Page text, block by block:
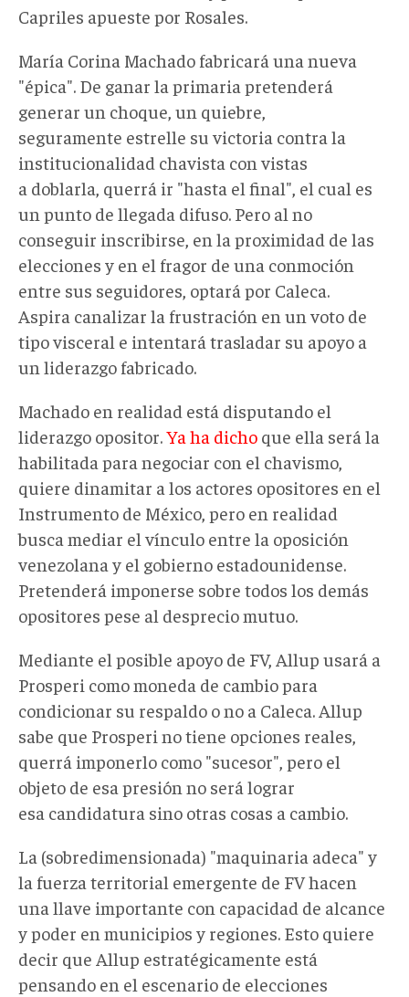
Capriles apueste por Rosales.
María Corina Machado fabricará una nueva
"épica". De ganar la primaria pretenderá
generar un choque, un quiebre,
seguramente estrelle su victoria contra la
institucionalidad chavista con vistas
a doblarla, querrá ir "hasta el final", el cual es
un punto de llegada difuso. Pero al no
conseguir inscribirse, en la proximidad de las
elecciones y en el fragor de una conmoción
entre sus seguidores, optará por Caleca.
Aspira canalizar la frustración en un voto de
tipo visceral e intentará trasladar su apoyo a
un liderazgo fabricado.
Machado en realidad está disputando el
liderazgo opositor.Ya ha dicho que ella será la
habilitada para negociar con el chavismo,
quiere dinamitar a los actores opositores en el
Instrumento de México, pero en realidad
busca mediar el vínculo entre la oposición
venezolana y el gobierno estadounidense.
Pretenderá imponerse sobre todos los demás
opositores pese al desprecio mutuo.
Mediante el posible apoyo de FV, Allup usará a
Prosperi como moneda de cambio para
condicionar su respaldo o no a Caleca. Allup
sabe que Prosperi no tiene opciones reales,
querrá imponerlo como "sucesor", pero el
objeto de esa presión no será lograr
esa candidatura sino otras cosas a cambio.
La (sobredimensionada) "maquinaria adeca" y
la fuerza territorial emergente de FV hacen
una llave importante con capacidad de alcance
y poder en municipios y regiones. Esto quiere
decir que Allup estratégicamente está
pensando en el escenario de elecciones